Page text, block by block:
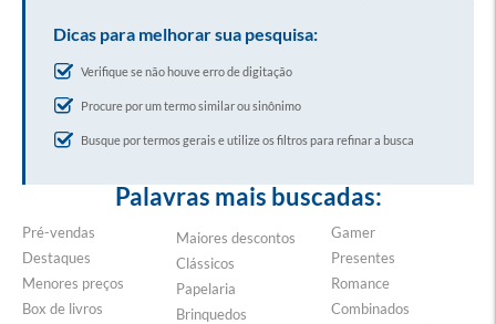
Dicas para melhorar sua pesquisa:
Verifique se não houve erro de digitação
Procure por um termo similar ou sinônimo
Busque por termos gerais e utilize os filtros para refinar a busca
Palavras mais buscadas:
Pré-vendas
Destaques
Menores preços
Box de livros
Maiores descontos
Clássicos
Papelaria
Brinquedos
Gamer
Presentes
Romance
Combinados